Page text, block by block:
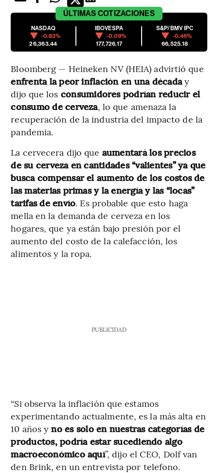
ÚLTIMAS COTIZACIONES
NASDAQ
-0.83%
26,363.44
IBOVESPA
-0.09%
177,726.17
S&P/BMV IPC
-0.46%
66,525.18
Bloomberg — Heineken NV (HEIA) advirtió que
enfrenta la peor inflación en una décaday
dijo que los consumidores podrían reducir el
consumo de cerveza, lo que amenaza la
recuperación de la industria del impacto de la
pandemia.
La cervecera dijo que aumentará los precios
de su cerveza en cantidades “valientes” ya que
busca compensar el aumento de los costos de
las materias primas y la energía y las “locas”
tarifas de envío. Es probable que esto haga
mella en la demanda de cerveza en los
hogares, que ya están bajo presión por el
aumento del costo de la calefacción, los
alimentos y la ropa.
PUBLICIDAD
“Si observa la inflación que estamos
experimentando actualmente, es la más alta en
10 años yno es solo en nuestras categorías de
productos, podría estar sucediendo algo
macroeconómico aquí”, dijo el CEO, Dolf van
den Brink, en un entrevista por telefono.